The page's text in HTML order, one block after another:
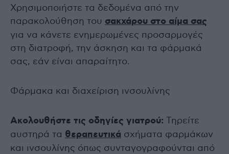
Χρησιμοποιήστε τα δεδομένα από την
παρακολούθηση του σακχάρου στο αίμα σας
για να κάνετε ενημερωμένες προσαρμογές
στη διατροφή, την άσκηση και τα φάρμακά
σας, εάν είναι απαραίτητο.
Φάρμακα και διαχείριση ινσουλίνης
Ακολουθήστε τις οδηγίες γιατρού: Τηρείτε
αυστηρά τα θεραπευτικά σχήματα φαρμάκων
και ινσουλίνης όπως συνταγογραφούνται από